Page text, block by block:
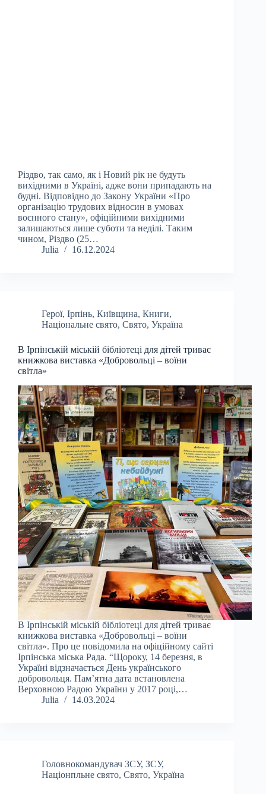
Різдво, так само, як і Новий рік не будуть
вихідними в Україні, адже вони припадають на
будні. Відповідно до Закону України «Про
організацію трудових відносин в умовах
воєнного стану», офіційними вихідними
залишаються лише суботи та неділі. Таким
чином, Різдво (25…
Julia
16.12.2024
Герої, Ірпінь, Київщина, Книги,
Національне свято, Свято, Україна
В Ірпінській міській бібліотеці для дітей триває
книжкова виставка «Добровольці – воїни
світла»
В Ірпінській міській бібліотеці для дітей триває
книжкова виставка «Добровольці – воїни
світла». Про це повідомила на офіційному сайті
Ірпінська міська Рада. “Щороку, 14 березня, в
Україні відзначається День українського
добровольця. Пам’ятна дата встановлена
Верховною Радою України у 2017 році,…
Julia
14.03.2024
Головнокомандувач ЗСУ, ЗСУ,
Націонпльне свято, Свято, Україна